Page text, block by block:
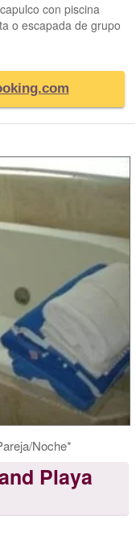
con piscina
o escapada de grupo
Noche*
Playa